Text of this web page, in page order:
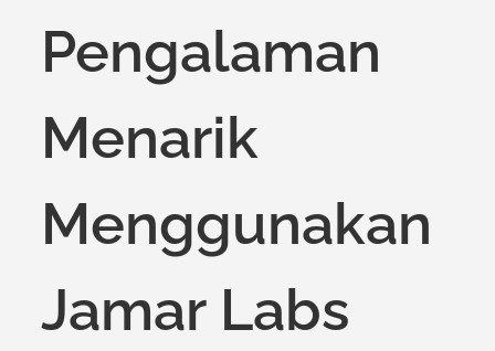
Pengalaman
Menarik
Menggunakan
Jamar Labs